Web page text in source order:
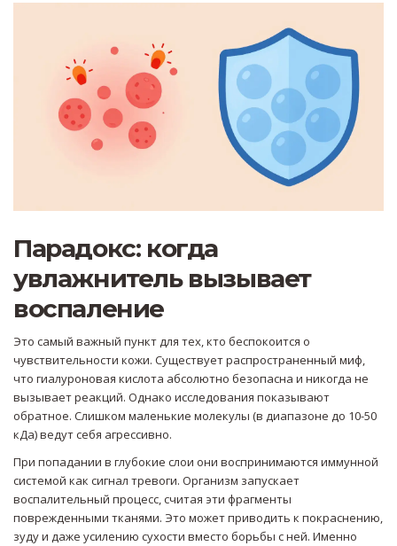
Парадокс: когда
увлажнитель вызывает
воспаление
Это самый важный пункт для тех, кто беспокоится о
чувствительности кожи. Существует распространенный миф,
что гиалуроновая кислота абсолютно безопасна и никогда не
вызывает реакций. Однако исследования показывают
обратное. Слишком маленькие молекулы (в диапазоне до 10-50
кДа) ведут себя агрессивно.
При попадании в глубокие слои они воспринимаются иммунной
системой как сигнал тревоги. Организм запускает
воспалительный процесс, считая эти фрагменты
поврежденными тканями. Это может приводить к покраснению,
зуду и даже усилению сухости вместо борьбы с ней. Именно